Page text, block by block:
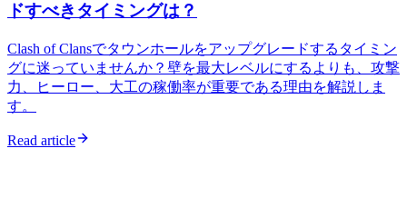
ドすべきタイミングは？
Clash of Clansでタウンホールをアップグレードするタイミン
グに迷っていませんか？壁を最大レベルにするよりも、攻撃
力、ヒーロー、大工の稼働率が重要である理由を解説しま
す。
Read article